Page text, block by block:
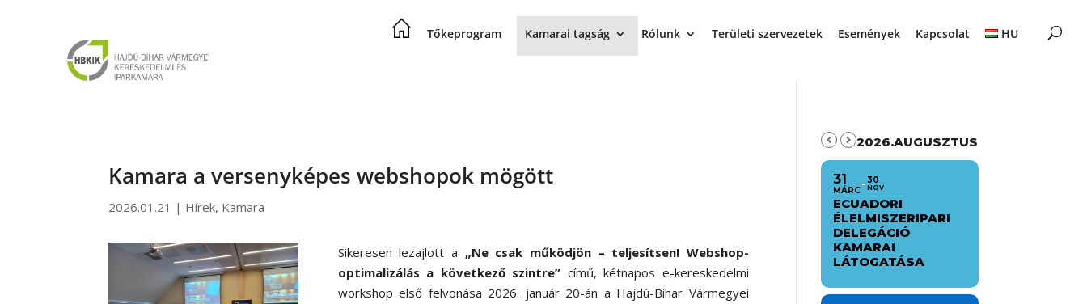
Tőkeprogram Kamarai tagság Rólunk Területi szervezetek Események Kapcsolat HU
Kamara a versenyképes webshopok mögött
2026.01.21 | Hírek, Kamara
Sikeresen lezajlott a „Ne csak működjön – teljesítsen! Webshop-
optimalizálás a következő szintre” című, kétnapos e-kereskedelmi
workshop első felvonása 2026. január 20-án a Hajdú-Bihar Vármegyei
2026.AUGUSZTUS
31
MÁRC
30
NOV
ECUADORI
ÉLELMISZERIPARI
DELEGÁCIÓ
KAMARAI
LÁTOGATÁSA